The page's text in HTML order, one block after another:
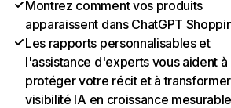
Montrez comment vos produits
apparaissent dans ChatGPT
Les rapports personnalisables et
l'assistance d'experts vous aident à
protéger votre récit et à
visibilité IA en croissance